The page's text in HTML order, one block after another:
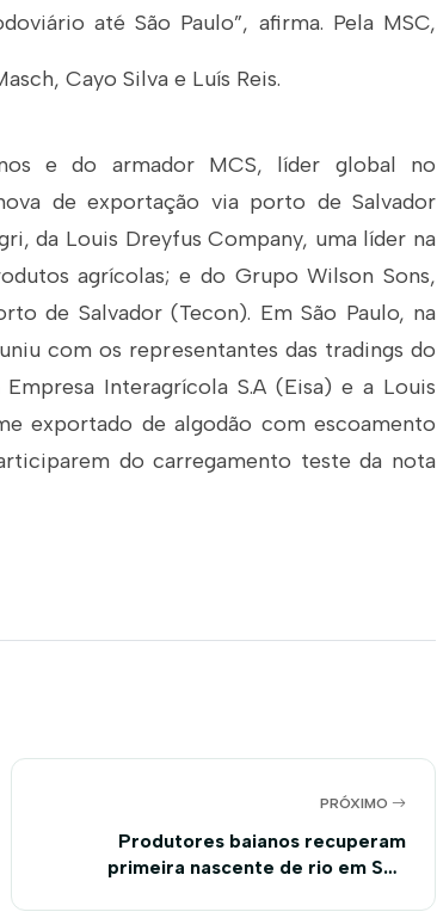
até São Paulo”, afirma. Pela MSC,
Cayo Silva e Luís Reis.
e do armador MCS, líder global no
de exportação via porto de Salvador
da Louis Dreyfus Company, uma líder na
agrícolas; e do Grupo Wilson Sons,
de Salvador (Tecon). Em São Paulo, na
com os representantes das tradings do
Interagrícola S.A (Eisa) e a Louis
exportado de algodão com escoamento
do carregamento teste da nota
PRÓXIMO
Produtores baianos recuperam
primeira nascente de rio em São